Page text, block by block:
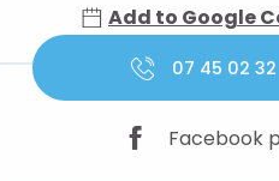
Add to Google
07 45 02 32
Facebook